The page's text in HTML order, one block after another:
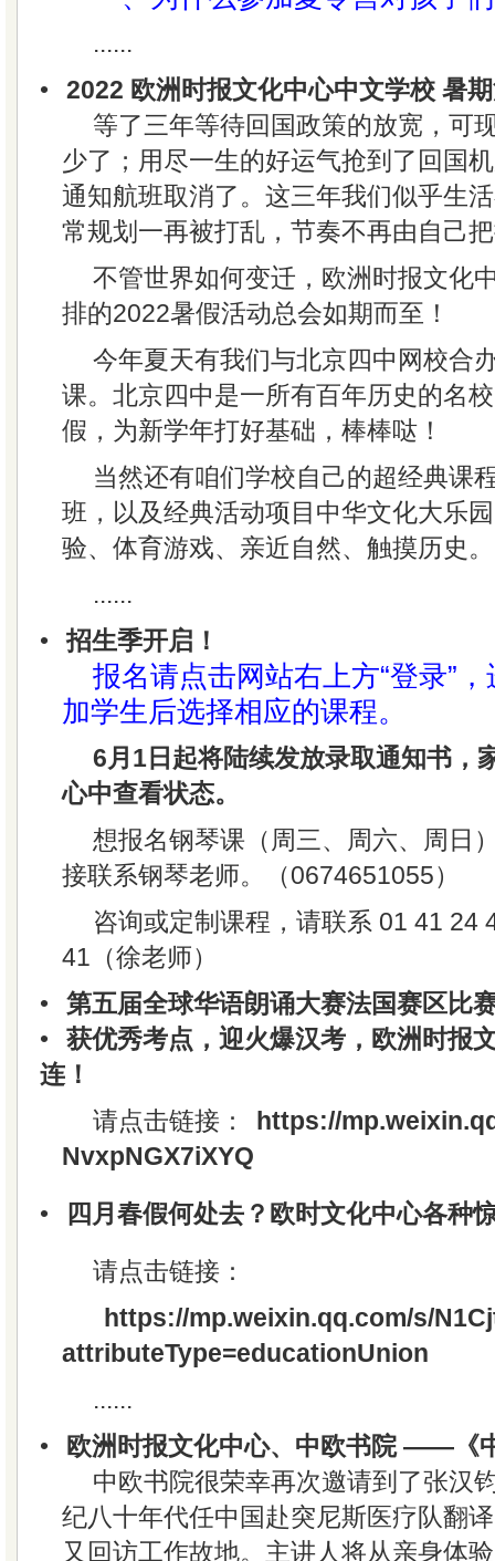
......
•
2022 欧洲时报文化中心中文学校 暑
等了三年等待回国政策的放宽，可
少了；用尽一生的好运气抢到了回国
通知航班取消了。这三年我们似乎生
常规划一再被打乱，节奏不再由自己
不管世界如何变迁，欧洲时报文化
排的2022暑假活动总会如期而至！
今年夏天有我们与北京四中网校合
课。北京四中是一所有百年历史的名
假，为新学年打好基础，棒棒哒！
当然还有咱们学校自己的超经典课
班，以及经典活动项目中华文化大乐
验、体育游戏、亲近自然、触摸历史
......
•
招生季开启！
报名请点击网站右上方“登录”
加学生后选择相应的课程。
6月1日起将陆续发放录取通知书，
心中查看状态。
想报名钢琴课（周三、周六、周日
接联系钢琴老师。（0674651055）
咨询或定制课程，请联系 01 41 24
41（徐老师）
•
第五届全球华语朗诵大赛法国赛区比
•
获优秀考点，迎火爆汉考，欧洲时报
连！
请点击链接：
https://
NvxpNGX7iXYQ
•
四月春假何处去？欧时文化中心各种
请点击链接：
https://mp.weixin.qq.com/s/
attributeType=educationUnion
......
•
欧洲时报文化中心、中欧书院 ——《
中欧书院很荣幸再次邀请到了张汉
纪八十年代任中国赴突尼斯医疗队翻
又回访工作故地。主讲人将从亲身体